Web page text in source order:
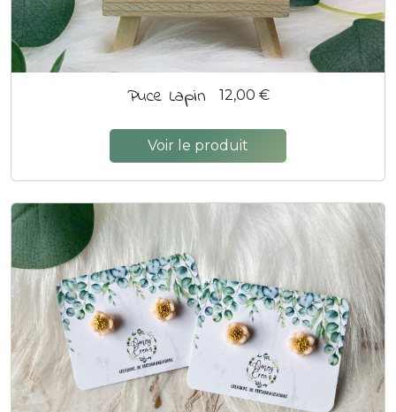
Puce Lapin 12,00 €
Voir le produit